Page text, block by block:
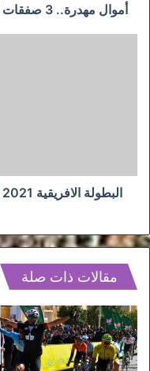
أموال مهدرة.. 3 صفقات كبدت الأندية الجزائرية خسائر فادحة
طوكيو
مقالات ذات صلة